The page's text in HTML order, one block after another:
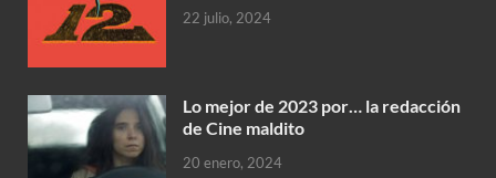
22 julio, 2024
Lo mejor de 2023 por… la redacción
de Cine maldito
20 enero, 2024